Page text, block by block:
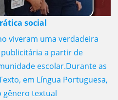
social
viveram uma verdadeira
a partir de
escolar.Durante as
em Língua Portuguesa,
gênero textual